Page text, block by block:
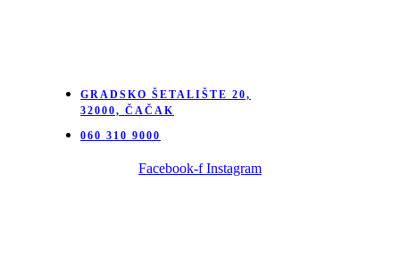
GRADSKO ŠETALIŠTE 20,
32000, ČAČAK
060 310 9000
Facebook-f Instagram